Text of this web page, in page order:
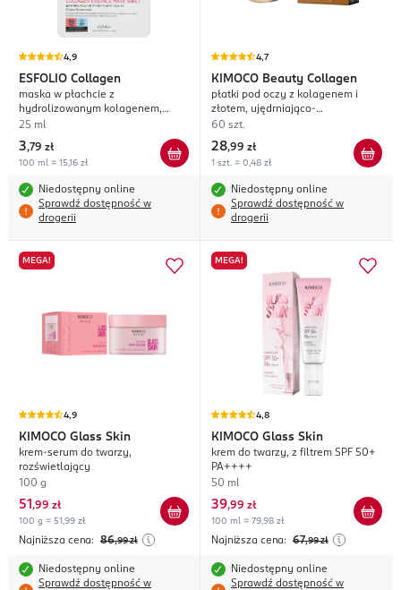
4,9
ESFOLIO Collagen
maska w płachcie z
hydrolizowanym kolagenem,
ujędrniająca
25 ml
3,79 zł
100 ml = 15,16 zł
Niedostępny online
Sprawdź dostępność w
drogerii
4,7
KIMOCO Beauty Collagen
płatki pod oczy z kolagenem i
złotem, ujędrniająco-
rozświetlające
60 szt.
28,99 zł
1 szt. = 0,48 zł
Niedostępny online
Sprawdź dostępność w
drogerii
MEGA!
4,9
KIMOCO Glass Skin
krem-serum do twarzy,
rozświetlający
100 g
51 ,99 zł
100 g = 51,99 zł
Najniższa cena: 86,99 zł
Niedostępny online
Sprawdź dostępność w
MEGA!
4,8
KIMOCO Glass Skin
krem do twarzy, z filtrem SPF 50+
PA++++
50 ml
39,99 zł
100 ml = 79,98 zł
Najniższa cena: 67,99 zł
Niedostępny online
Sprawdź dostępność w